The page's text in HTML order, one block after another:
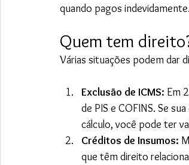
quando pagos indevidamente.
Quem tem
Várias situações podem dar
Exclusão de ICMS: Em
de PIS e COFINS. Se
cálculo, você pode ter
Créditos de Insumos:
que têm direito